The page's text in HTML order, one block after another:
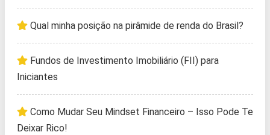
Qual minha posição na pirâmide de renda do Brasil?
Fundos de Investimento Imobiliário (FII) para
Iniciantes
Como Mudar Seu Mindset Financeiro – Isso Pode Te
Deixar Rico!